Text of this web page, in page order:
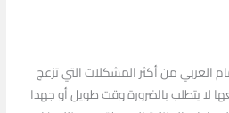
العربي من أكثر المشكلات التي تزعج
لا يتطلب بالضرورة وقت طويل أو جهدا